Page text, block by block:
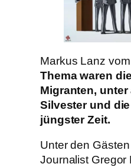
Markus Lanz
Thema waren
Migranten, unter
Silvester und
jüngster Zeit.
Unter den
Journalist Gregor